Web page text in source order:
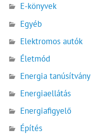
E-könyvek
Egyéb
Elektromos autók
Életmód
Energia tanúsítvány
Energiaellátás
Energiafigyelő
Építés